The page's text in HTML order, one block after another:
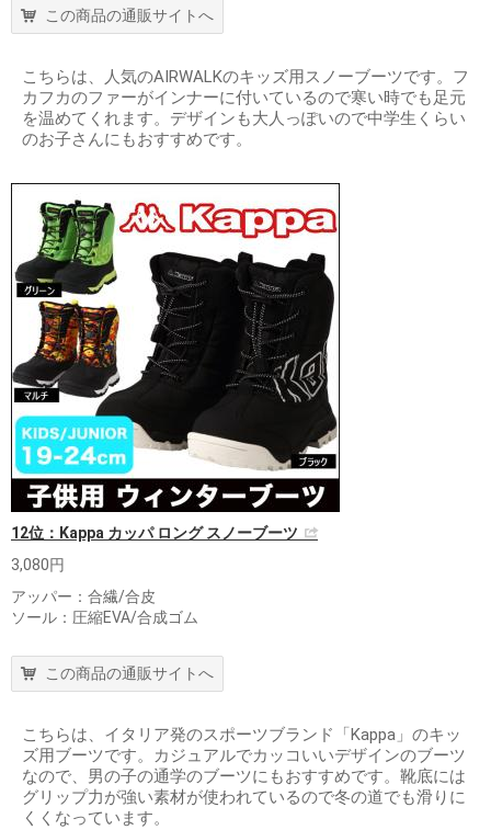
この商品の通販サイトへ
こちらは、人気のAIRWALKのキッズ用スノーブーツです。フ
カフカのファーがインナーに付いているので寒い時でも足元
を温めてくれます。デザインも大人っぽいので中学生くらい
のお子さんにもおすすめです。
12位：Kappa カッパ ロング スノーブーツ
3,080円
アッパー：合繊/合皮
ソール：圧縮EVA/合成ゴム
この商品の通販サイトへ
こちらは、イタリア発のスポーツブランド「Kappa」のキッ
ズ用ブーツです。カジュアルでカッコいいデザインのブーツ
なので、男の子の通学のブーツにもおすすめです。靴底には
グリップ力が強い素材が使われているので冬の道でも滑りに
くくなっています。